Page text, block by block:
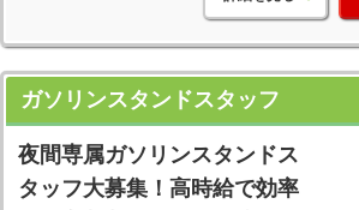
ガソリンスタンドスタッフ
夜間専属ガソリンスタンドス
タッフ大募集！高時給で効率